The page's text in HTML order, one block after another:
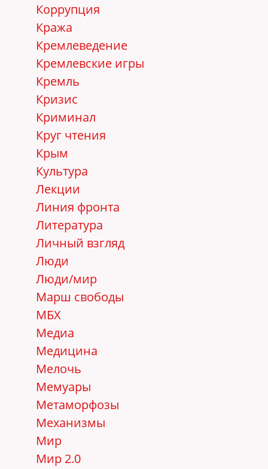
Коррупция
Кража
Кремлеведение
Кремлевские игры
Кремль
Кризис
Криминал
Круг чтения
Крым
Культура
Лекции
Линия фронта
Литература
Личный взгляд
Люди
Люди/мир
Марш свободы
МБХ
Медиа
Медицина
Мелочь
Мемуары
Метаморфозы
Механизмы
Мир
Мир 2.0